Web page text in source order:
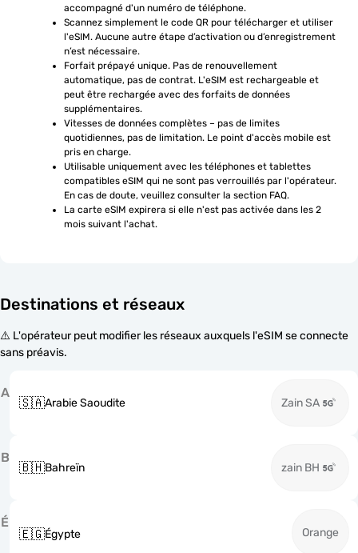
accompagné d'un numéro de téléphone.
Scannez simplement le code QR pour télécharger et utiliser
l'eSIM. Aucune autre étape d’activation ou d’enregistrement
n’est nécessaire.
Forfait prépayé unique. Pas de renouvellement
automatique, pas de contrat. L'eSIM est rechargeable et
peut être rechargée avec des forfaits de données
supplémentaires.
Vitesses de données complètes – pas de limites
quotidiennes, pas de limitation. Le point d'accès mobile est
pris en charge.
Utilisable uniquement avec les téléphones et tablettes
compatibles eSIM qui ne sont pas verrouillés par l'opérateur.
En cas de doute, veuillez consulter la section FAQ.
La carte eSIM expirera si elle n'est pas activée dans les 2
mois suivant l'achat.
Destinations et réseaux
⚠️ L'opérateur peut modifier les réseaux auxquels l'eSIM se connecte
sans préavis.
A
🇸🇦Arabie Saoudite Zain SA
B
🇧🇭Bahreïn zain BH
É
🇪🇬Égypte Orange